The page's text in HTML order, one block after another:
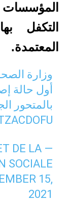
المؤسسات
التكفل
المعتمدة.
وزارة
أول حالة
بالمتحور
DE LA
SOCIALE
15,
2021